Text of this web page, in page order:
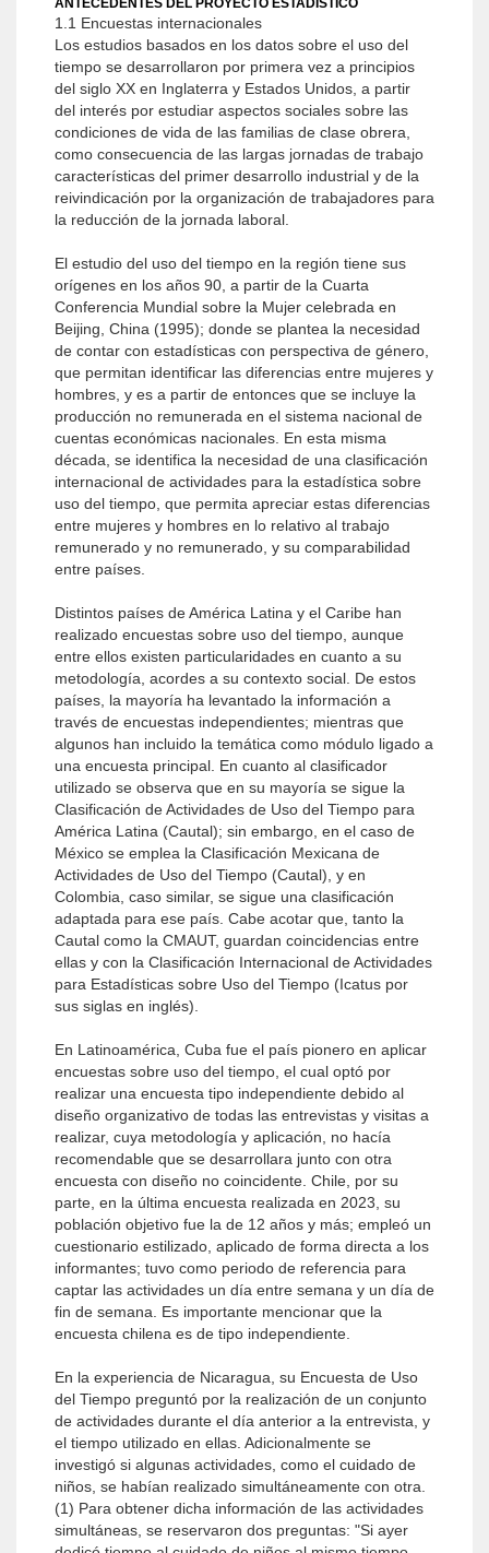
ANTECEDENTES DEL PROYECTO ESTADÍSTICO
1.1 Encuestas internacionales
Los estudios basados en los datos sobre el uso del
tiempo se desarrollaron por primera vez a principios
del siglo XX en Inglaterra y Estados Unidos, a partir
del interés por estudiar aspectos sociales sobre las
condiciones de vida de las familias de clase obrera,
como consecuencia de las largas jornadas de trabajo
características del primer de­sarrollo industrial y de la
reivindicación por la organización de trabajadores para
la reducción de la jornada laboral.
El estudio del uso del tiempo en la región tiene sus
orígenes en los años 90, a partir de la Cuarta
Conferencia Mundial sobre la Mujer celebrada en
Beijing, China (1995); donde se plantea la necesidad
de contar con estadísticas con perspectiva de género,
que permitan identificar las diferencias entre mujeres y
hombres, y es a partir de enton­ces que se incluye la
producción no remunerada en el sistema nacional de
cuentas económicas nacionales. En esta misma
década, se identifica la necesidad de una clasificación
internacional de actividades para la estadística sobre
uso del tiempo, que permita apreciar estas diferencias
entre mujeres y hombres en lo relativo al trabajo
remunerado y no remunerado, y su comparabilidad
entre países.
Distintos países de América Latina y el Caribe han
realizado encuestas sobre uso del tiempo, aunque
entre ellos existen particularidades en cuanto a su
metodología, acordes a su contexto social. De estos
países, la mayoría ha levantado la información a
través de encuestas independientes; mientras que
algunos han incluido la temática como módulo ligado a
una encuesta principal. En cuanto al clasificador
utilizado se observa que en su mayoría se sigue la
Clasificación de Actividades de Uso del Tiempo para
América Latina (Cautal); sin embargo, en el caso de
México se emplea la Clasificación Mexicana de
Actividades de Uso del Tiempo (Cautal), y en
Colombia, caso similar, se sigue una clasificación
adaptada para ese país. Cabe acotar que, tanto la
Cautal como la CMAUT, guardan coincidencias entre
ellas y con la Clasificación Internacional de Actividades
para Estadísticas sobre Uso del Tiempo (Icatus por
sus siglas en inglés).
En Latinoamérica, Cuba fue el país pionero en aplicar
encuestas sobre uso del tiempo, el cual optó por
realizar una encuesta tipo independiente debido al
diseño organizativo de todas las entrevistas y visitas a
realizar, cuya metodología y aplicación, no hacía
recomendable que se desarrollara junto con otra
encuesta con diseño no coinci­dente. Chile, por su
parte, en la última encuesta realizada en 2023, su
población objetivo fue la de 12 años y más; empleó un
cuestionario estilizado, aplicado de forma directa a los
informantes; tuvo como periodo de referencia para
captar las actividades un día entre semana y un día de
fin de semana. Es importante mencionar que la
encuesta chilena es de tipo independiente.
En la experiencia de Nicaragua, su Encuesta de Uso
del Tiempo preguntó por la realización de un conjunto
de actividades durante el día anterior a la entrevista, y
el tiempo utilizado en ellas. Adicionalmente se
investigó si al­gunas actividades, como el cuidado de
niños, se habían realizado simultáneamente con otra.
(1) Para obtener dicha información de las actividades
simultáneas, se reservaron dos preguntas: "Si ayer